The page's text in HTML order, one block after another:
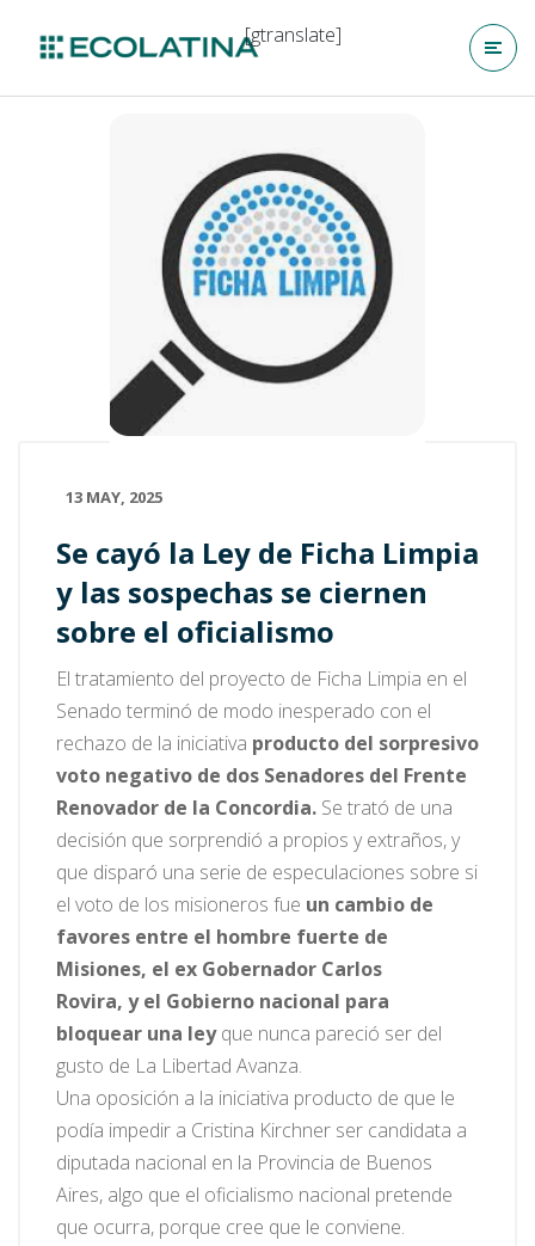
[gtranslate]
13 MAY, 2025
Se cayó la Ley de Ficha Limpia
y las sospechas se ciernen
sobre el oficialismo
El tratamiento del proyecto de Ficha Limpia en el
Senado terminó de modo inesperado con el
rechazo de la iniciativa producto del sorpresivo
voto negativo de dos Senadores del Frente
Renovador de la Concordia. Se trató de una
decisión que sorprendió a propios y extraños, y
que disparó una serie de especulaciones sobre si
el voto de los misioneros fue un cambio de
favores entre el hombre fuerte de
Misiones, el ex Gobernador Carlos
Rovira, y el Gobierno nacional para
bloquear una leyque nunca pareció ser del
gusto de La Libertad Avanza.
Una oposición a la iniciativa producto de que le
podía impedir a Cristina Kirchner ser candidata a
diputada nacional en la Provincia de Buenos
Aires, algo que el oficialismo nacional pretende
que ocurra, porque cree que le conviene.